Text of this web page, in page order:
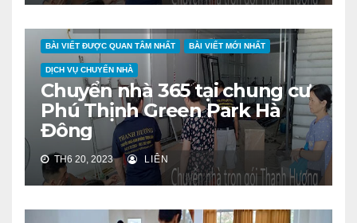
BÀI VIẾT ĐƯỢC QUAN TÂM NHẤT BÀI VIẾT MỚI NHẤT
DỊCH VỤ CHUYỂN NHÀ
Chuyển nhà 365 tại chung cư
Phú Thịnh Green Park Hà
Đông
TH6 20, 2023 LIÊN